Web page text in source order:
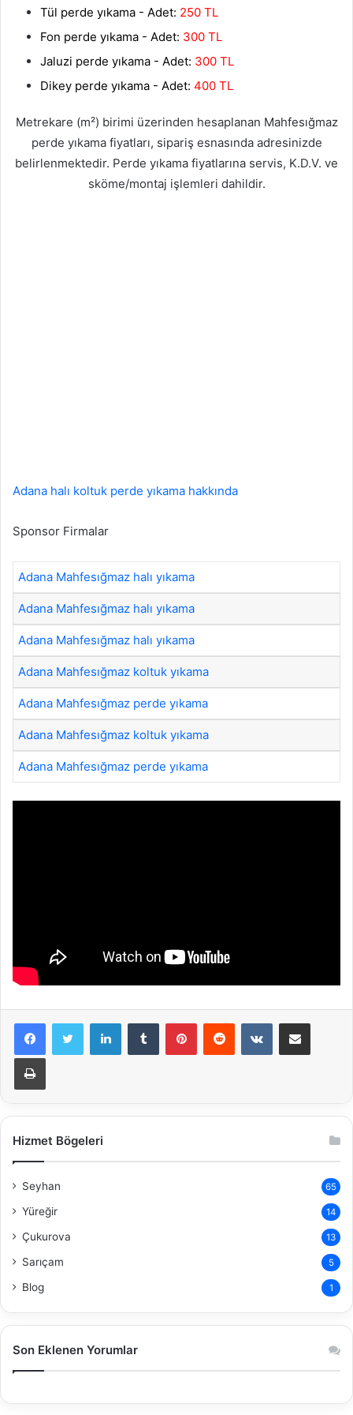
Tül perde yıkama - Adet: 250 TL
Fon perde yıkama - Adet: 300 TL
Jaluzi perde yıkama - Adet: 300 TL
Dikey perde yıkama - Adet: 400 TL
Metrekare (m²) birimi üzerinden hesaplanan Mahfesığmaz
perde yıkama fiyatları, sipariş esnasında adresinizde
belirlenmektedir. Perde yıkama fiyatlarına servis, K.D.V. ve
sköme/montaj işlemleri dahildir.
Adana halı koltuk perde yıkama hakkında
Sponsor Firmalar
Adana Mahfesığmaz halı yıkama
Adana Mahfesığmaz halı yıkama
Adana Mahfesığmaz halı yıkama
Adana Mahfesığmaz koltuk yıkama
Adana Mahfesığmaz perde yıkama
Adana Mahfesığmaz koltuk yıkama
Adana Mahfesığmaz perde yıkama
Hizmet Bögeleri
Seyhan 65
Yüreğir 14
Çukurova 13
Sarıçam 5
Blog 1
Son Eklenen Yorumlar